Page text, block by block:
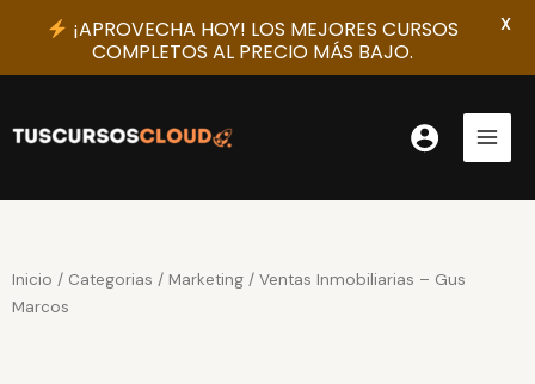
contenido
Inicio / Categorias / Marketing / Ventas Inmobiliarias – Gus
Marcos
¡APROVECHA HOY! LOS MEJORES CURSOS
COMPLETOS AL PRECIO MÁS BAJO.
X